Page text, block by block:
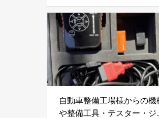
自動車整備工場様からの機
や整備工具・テスター・ジ